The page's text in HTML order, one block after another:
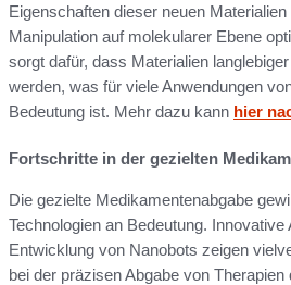
Eigenschaften dieser neuen
Manipulation auf molekularer Ebene
sorgt dafür, dass Materialien
werden, was für viele Anwendungen
Bedeutung ist. Mehr dazu kann hier
Fortschritte in der gezielten
Die gezielte Medikamentenabgabe
Technologien an Bedeutung. Innovative
Entwicklung von Nanobots zeigen
bei der präzisen Abgabe von